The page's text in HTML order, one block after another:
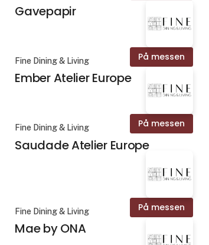
Gavepapir
På messen
Fine Dining & Living
Ember Atelier Europe
På messen
Fine Dining & Living
Saudade Atelier Europe
På messen
Fine Dining & Living
Mae by ONA